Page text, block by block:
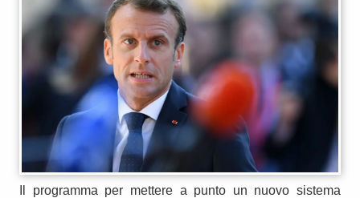
Il programma per mettere a punto un nuovo sistema